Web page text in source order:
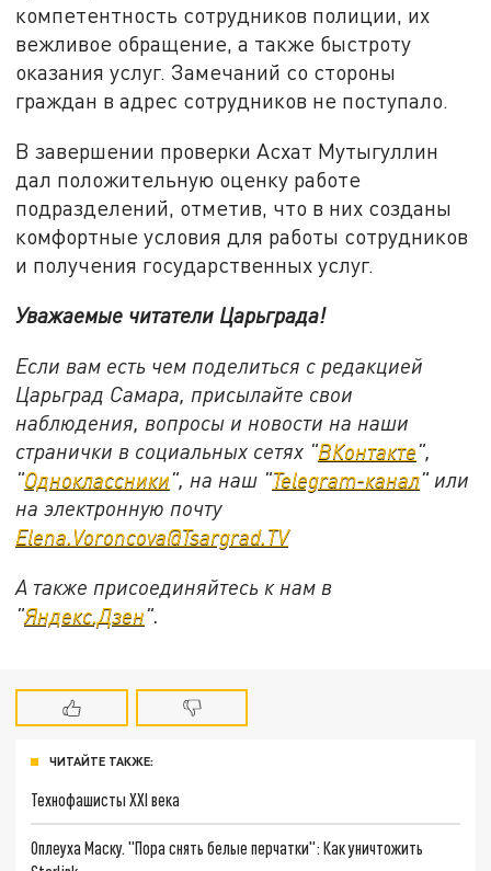
компетентность сотрудников полиции, их
вежливое обращение, а также быстроту
оказания услуг. Замечаний со стороны
граждан в адрес сотрудников не поступало.
В завершении проверки Асхат Мутыгуллин
дал положительную оценку работе
подразделений, отметив, что в них созданы
комфортные условия для работы сотрудников
и получения государственных услуг.
Уважаемые читатели Царьграда!
Если вам есть чем поделиться с редакцией
Царьград Самара, присылайте свои
наблюдения, вопросы и новости на наши
странички в социальных сетях "ВКонтакте",
"Одноклассники", на наш "Telegram-канал" или
на электронную почту
Elena.Voroncova@Tsargrad.TV
А также присоединяйтесь к нам в
"Яндекс.Дзен".
ЧИТАЙТЕ ТАКЖЕ:
Технофашисты XXI века
Оплеуха Маску. "Пора снять белые перчатки": Как уничтожить